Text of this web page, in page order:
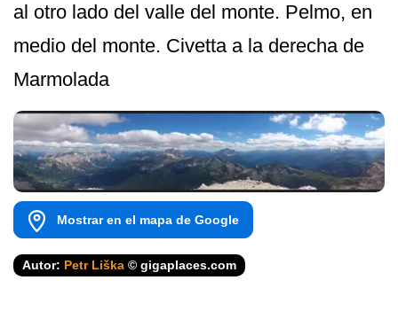
al otro lado del valle del monte. Pelmo, en
medio del monte. Civetta a la derecha de
Marmolada
Mostrar en el mapa de Google
Autor: Petr Liška © gigaplaces.com